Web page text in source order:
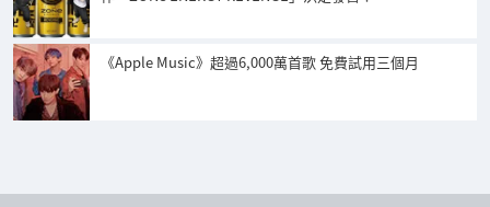
《Apple Music》超過6,000萬首歌 免費試用三個月